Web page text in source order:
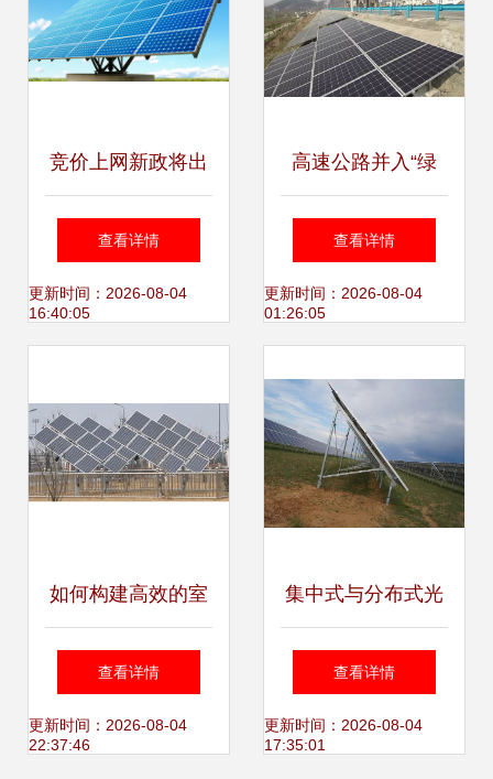
竞价上网新政将出
台 光伏业将走向
查看详情
更新时间：2026-08-04
16:40:05
高速公路并入“绿
电”动脉 又一巨型
光伏项目亮相并
万千瓦时
查看详情
更新时间：2026-08-04
01:26:05
如何构建高效的室
外光伏发电教学实
验系统？——设备
查看详情
更新时间：2026-08-04
22:37:46
集中式与分布式光
伏发电系统的特点
及优缺点分析
查看详情
更新时间：2026-08-04
17:35:01